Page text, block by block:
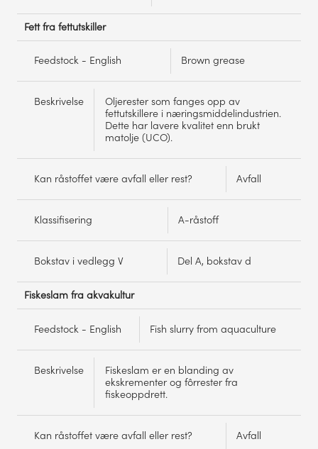
Fett fra fettutskiller
Feedstock - English Brown grease
Beskrivelse
Oljerester som fanges opp av
fettutskillere i næringsmiddelindustrien.
Dette har lavere kvalitet enn brukt
matolje (UCO).
Kan råstoffet være avfall eller rest? Avfall
Klassifisering A-råstoff
Bokstav i vedlegg V Del A, bokstav d
Fiskeslam fra akvakultur
Feedstock - English Fish slurry from aquaculture
Beskrivelse
Fiskeslam er en blanding av
ekskrementer og fôrrester fra
fiskeoppdrett.
Kan råstoffet være avfall eller rest? Avfall